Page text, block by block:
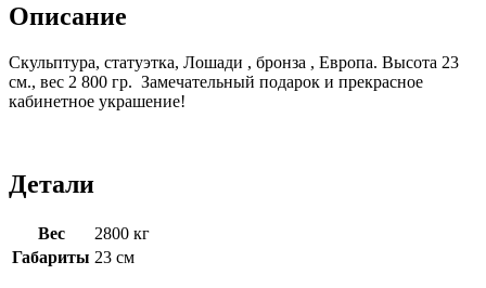
Описание
Скульптура, статуэтка, Лошади , бронза , Европа. Высота 23
см., вес 2 800 гр. Замечательный подарок и прекрасное
кабинетное украшение!
Детали
Вес
2800 кг
Габариты 23 см